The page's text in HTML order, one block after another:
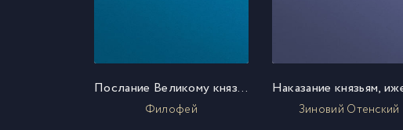
Послание Великому князю Василию
Филофей Зиновий Отенский